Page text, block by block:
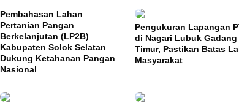
Pembahasan Lahan
Pertanian Pangan
Berkelanjutan (LP2B)
Kabupaten Solok Selatan
Dukung Ketahanan Pangan
Nasional
Pengukuran Lapangan
di Nagari Lubuk Gadang
Timur, Pastikan Batas
Masyarakat